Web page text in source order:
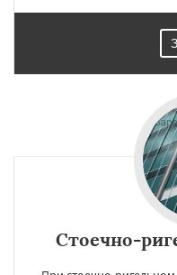
Стоечно-